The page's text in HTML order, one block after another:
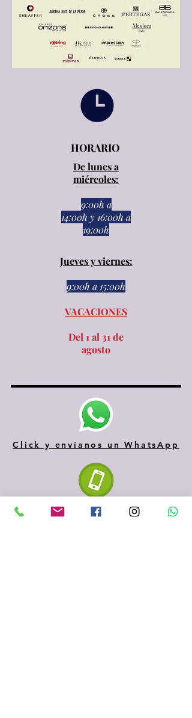
HORARIO
De lunes a
miércoles:
9:00h a
14:00h y 16:00h a
19:00h
Jueves y viernes:
9:00h a 15:00h​​
VACACIONES
Del 1 al 31 de
agosto
Click y envíanos un WhatsApp
610 334 435
935 153 687